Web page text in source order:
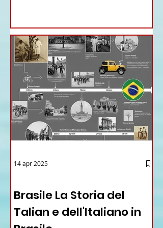
Brasile La Storia del
Talian e dell'Italiano in
14 apr 2025